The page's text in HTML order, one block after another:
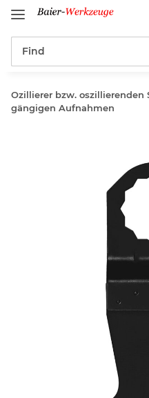
Ozillierer bzw.
gängigen Aufnahmen